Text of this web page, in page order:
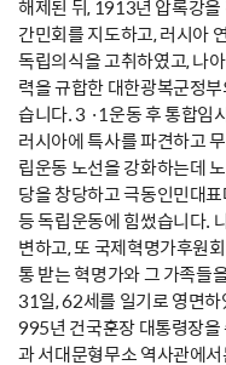
해제된 뒤, 1913년 압록강
간민회를 지도하고, 러시아
독립의식을 고취하였고, 나
력을 규합한 대한광복군정
습니다. 3 ·1운동 후 통합임
러시아에 특사를 파견하고
립운동 노선을 강화하는데
당을 창당하고 극동인민대
등 독립운동에 힘썼습니다.
변하고, 또 국제혁명가후원
통 받는 혁명가와 그 가족들
31일, 62세를 일기로 영면
995년 건국훈장 대통령장
과 서대문형무소 역사관에